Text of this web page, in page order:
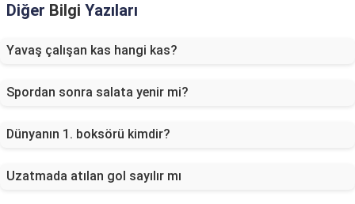
Diğer Bilgi Yazıları
Yavaş çalışan kas hangi kas?
Spordan sonra salata yenir mi?
Dünyanın 1. boksörü kimdir?
Uzatmada atılan gol sayılır mı